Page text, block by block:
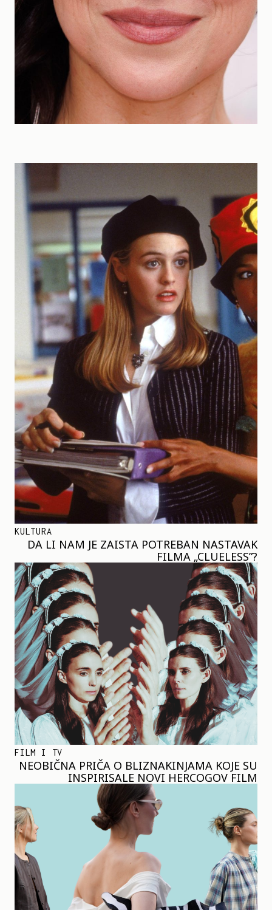
KULTURA
DA LI NAM JE ZAISTA POTREBAN NASTAVAK
FILMA „CLUELESS”?
FILM I TV
NEOBIČNA PRIČA O BLIZNAKINJAMA KOJE SU
INSPIRISALE NOVI HERCOGOV FILM